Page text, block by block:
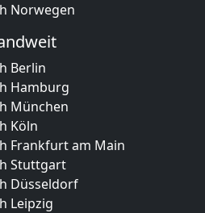
Norwegen
Berlin
Hamburg
München
Köln
Frankfurt am Main
Stuttgart
Düsseldorf
Leipzig